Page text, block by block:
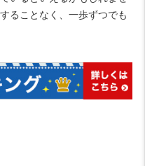
ることなく、一歩ずつでも